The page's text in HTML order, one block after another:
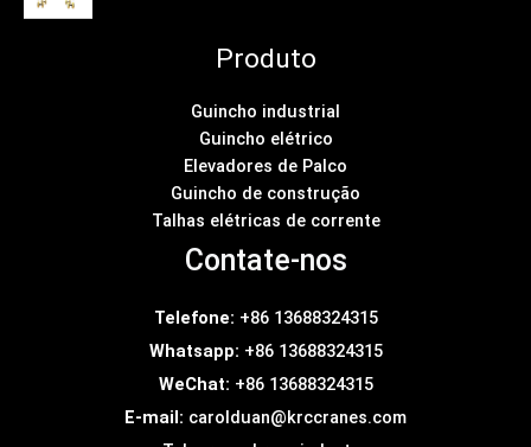
Produto
Guincho industrial
Guincho elétrico
Elevadores de Palco
Guincho de construção
Talhas elétricas de corrente
Contate-nos
Telefone: +86 13688324315
Whatsapp: +86 13688324315
WeChat: +86 13688324315
E-mail: carolduan@krccranes.com